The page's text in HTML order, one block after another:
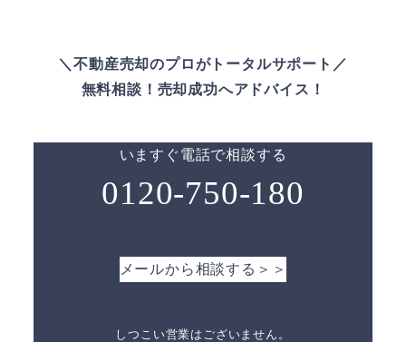
＼不動産売却のプロがトータルサポート／
無料相談！売却成功へアドバイス！
いますぐ電話で相談する
0120-750-180
メールから相談する＞＞
しつこい営業はございません。